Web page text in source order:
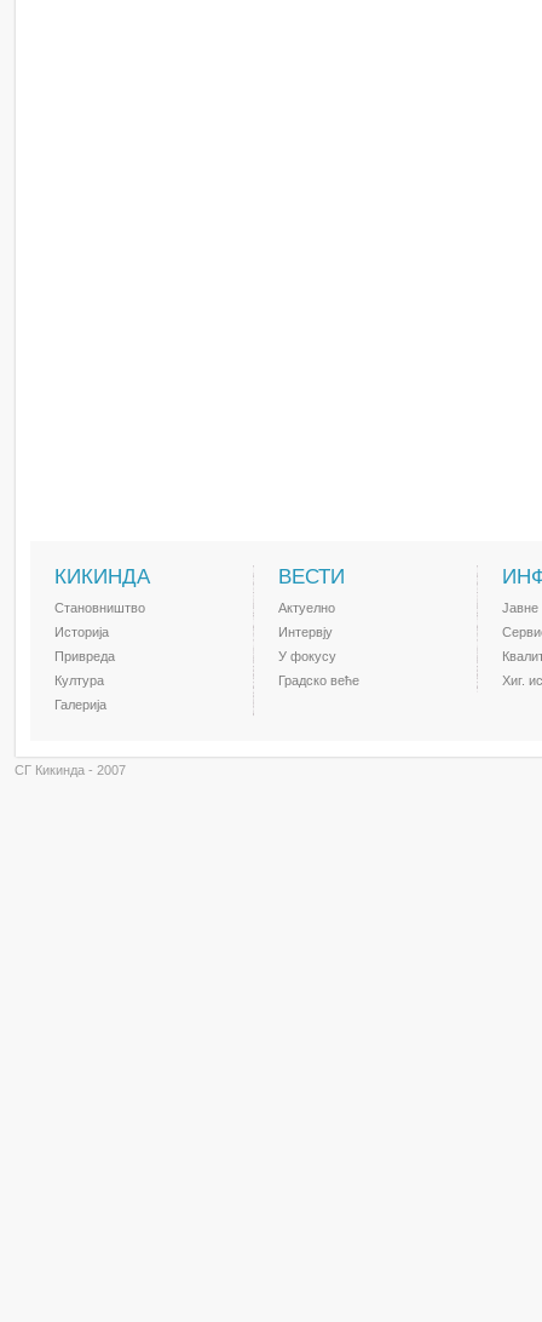
КИКИНДА
Становништво
Историја
Привреда
Култура
Галерија
ВЕСТИ
Актуелно
Интервју
У фокусу
Градско веће
Јавне
Хиг.
СГ Кикинда - 2007